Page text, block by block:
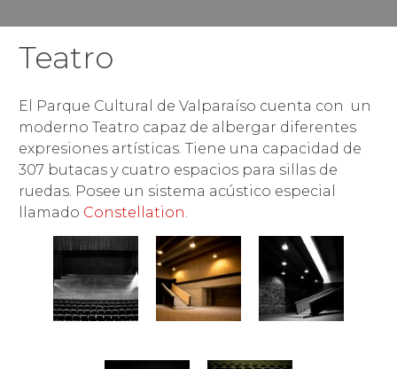
Teatro
El Parque Cultural de Valparaíso cuenta con un
moderno Teatro capaz de albergar diferentes
expresiones artísticas. Tiene una capacidad de
307 butacas y cuatro espacios para sillas de
ruedas. Posee un sistema acústico especial
llamado Constellation.